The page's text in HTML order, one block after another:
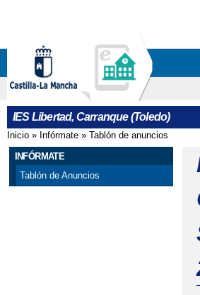
IES Libertad, Carranque (Toledo)
Se encuentra usted
Inicio » Infórmate » Tablón de anuncios
INFÓRMATE
Tablón de Anuncios